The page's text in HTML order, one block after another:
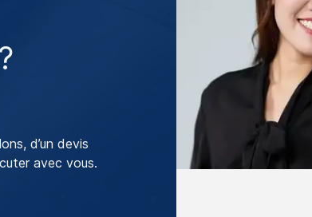
d’un devis
avec vous.